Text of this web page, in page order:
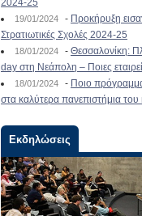
2024-25
19/01/2024 - Προκήρυξη
Στρατιωτικές Σχολές 2024-25
18/01/2024 - Θεσσαλονίκη:
day στη Νεάπολη – Ποιες
18/01/2024 - Ποιο
στα καλύτερα πανεπιστήμια
Εκδηλώσεις